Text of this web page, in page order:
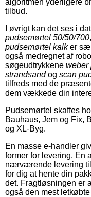
tilbud.
I øvrigt kan det ses i
pudsemørtel 50/50/700,
pudsemørtel kalker
også medregnet af
søgeudtrykkene weber
strandsandog scan
tilfreds med de
dem vækkede din
Pudsemørtel skaffes
Bauhaus, Jem og Fix,
og XL-Byg.
En masse e-handler
former for levering. En
nærværende levering til
for dig at hente din
det. Fragtløsningen er
også den mest